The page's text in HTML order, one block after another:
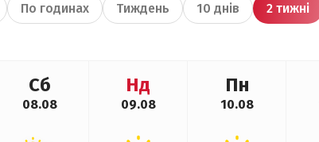
По годинах Тиждень 10 днів 2 тижні
Сб
08.08
Нд
09.08
Пн
10.08